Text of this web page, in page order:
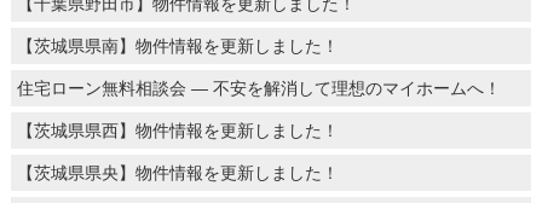
【茨城県県南】物件情報を更新しました！
住宅ローン無料相談会 ― 不安を解消して理想のマイホームへ！
【茨城県県西】物件情報を更新しました！
【茨城県県央】物件情報を更新しました！